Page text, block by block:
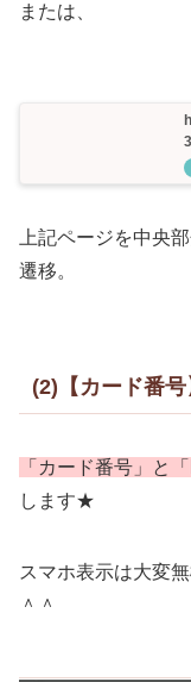
または、
上記ページを中央
遷移。
(2)【カード番号
「カード番号」と
します★
スマホ表示は大変
＾＾